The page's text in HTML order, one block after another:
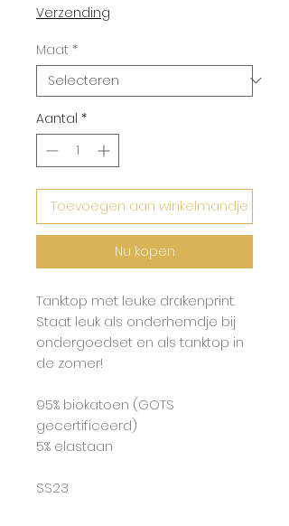
Verzending
Maat *
Aantal *
Toevoegen aan winkelmandje
Nu kopen
Tanktop met leuke drakenprint.
Staat leuk als onderhemdje bij
ondergoedset en als tanktop in
de zomer!
95% biokatoen (GOTS
gecertificeerd)
5% elastaan
SS23